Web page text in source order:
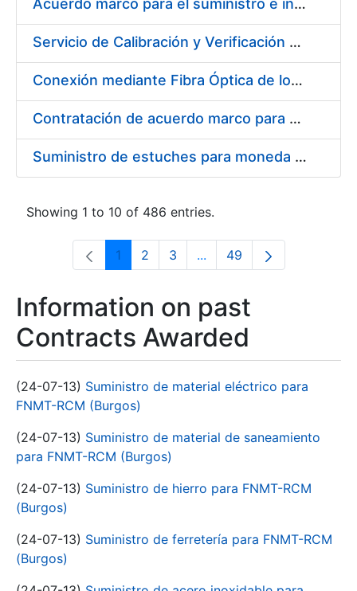
Acuerdo marco para el suministro e instalación de persianas, estores y otros complementos
Servicio de Calibración y Verificación Externa de los Equipos de Medición del Servicio de Prevención de la FNMT-RCM
Conexión mediante Fibra Óptica de los Centros de Proceso de Datos (CPDs) de las sedes de la FNMT-RCM de Burgos y Madrid
Contratación de acuerdo marco para el Suministro de Material de Electricidad para la Fábrica Nacional de Moneda y Timbre-Real Casa de la Moneda en su centro de trabajo de Burgos
Suministro de estuches para moneda de 30 €
Showing 1 to 10 of 486 entries.
Page
1 Page
2 Page
3 ...Intermediate Pages Use
Page
49
Information on past
Contracts Awarded
(24-07-13) Suministro de material eléctrico para
FNMT-RCM (Burgos)
(24-07-13) Suministro de material de saneamiento
para FNMT-RCM (Burgos)
(24-07-13) Suministro de hierro para FNMT-RCM
(Burgos)
(24-07-13) Suministro de ferretería para FNMT-RCM
(Burgos)